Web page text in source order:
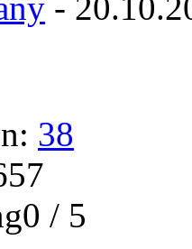
-
38
/ 5